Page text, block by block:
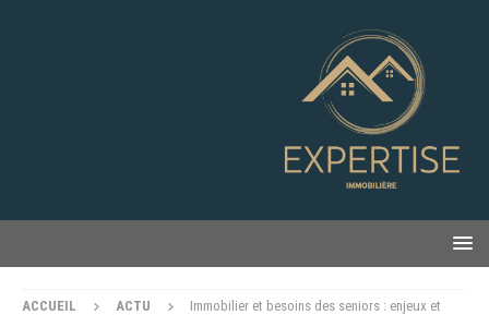
ACCUEIL ACTU
Immobilier et besoins des seniors : enjeux et